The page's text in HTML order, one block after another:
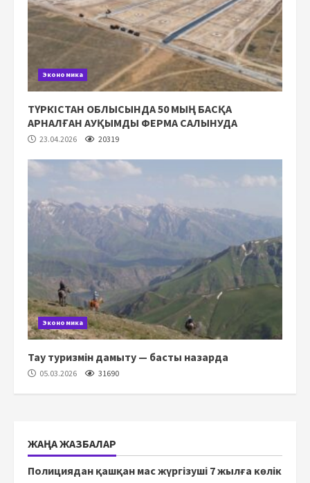
Экономика
ТҮРКІСТАН ОБЛЫСЫНДА 50 МЫҢ БАСҚА
АРНАЛҒАН АУҚЫМДЫ ФЕРМА САЛЫНУДА
23.04.2026 20319
Экономика
Тау туризмін дамыту — басты назарда
05.03.2026 31690
ЖАҢА ЖАЗБАЛАР
Полициядан қашқан мас жүргізуші 7 жылға көлік